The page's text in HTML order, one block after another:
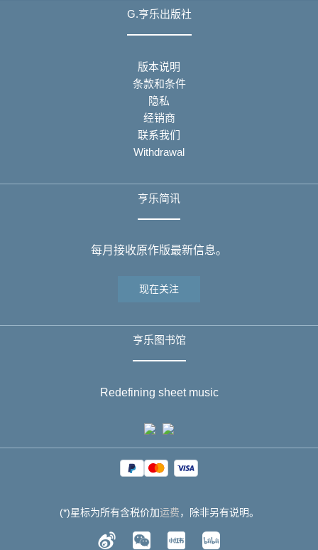
G.亨乐出版社
版本说明
条款和条件
隐私
经销商
联系我们
Withdrawal
亨乐简讯
每月接收原作版最新信息。
现在关注
亨乐图书馆
Redefining sheet music
(*)星标为所有含税价加运费，除非另有说明。